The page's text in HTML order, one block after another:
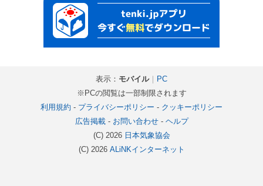
表示： モバイル｜
PC
※PCの閲覧は一部制限されます
利用規約 - プライバシーポリシー - クッキーポリシー
広告掲載- お問い合わせ- ヘルプ
(C) 2026 日本気象協会
(C) 2026 ALiNKインターネット